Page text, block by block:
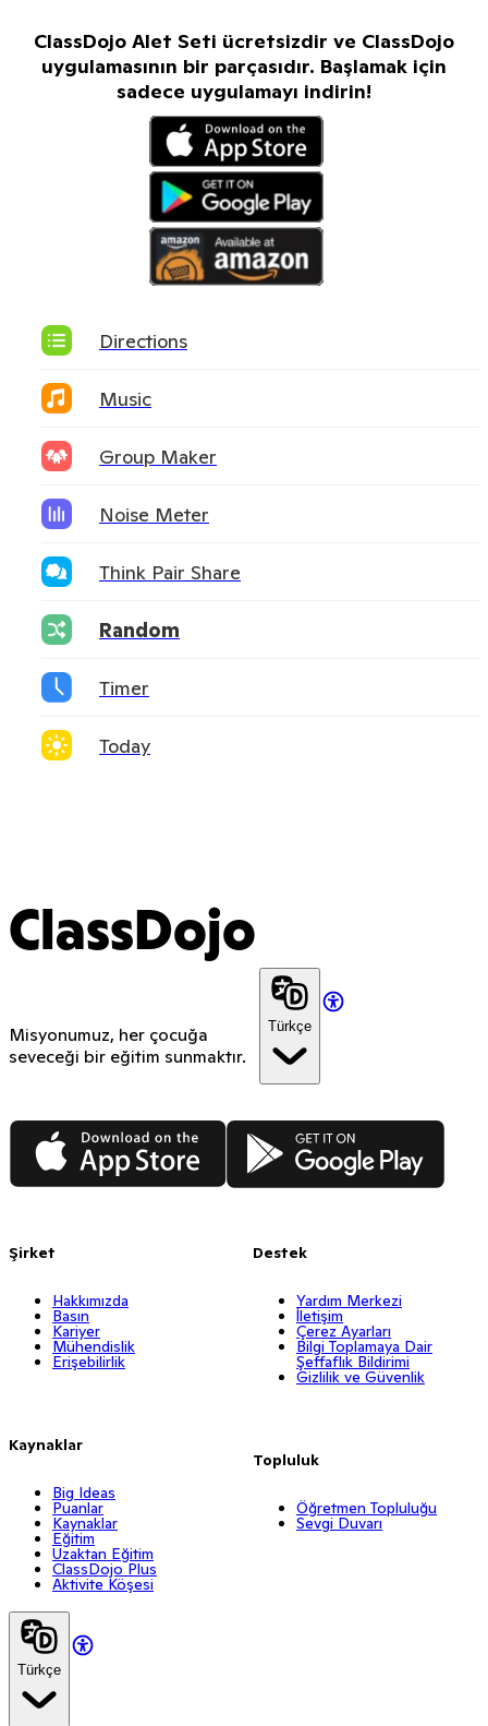
Directions
Music
Group Maker
Noise Meter
Think Pair Share
Random
Timer
Today
ClassDojo Alet Seti ücretsizdir ve ClassDojo
uygulamasının bir parçasıdır. Başlamak için
sadece uygulamayı indirin!
ClassDojo
Misyonumuz, her çocuğa
seveceği bir eğitim sunmaktır.
Türkçe
App Store Google Play
Şirket
Hakkımızda
Basın
Kariyer
Mühendislik
Erişebilirlik
Kaynaklar
Big Ideas
Puanlar
Kaynaklar
Eğitim
Uzaktan Eğitim
ClassDojo Plus
Aktivite Köşesi
Destek
Yardım Merkezi
İletişim
Çerez Ayarları
Bilgi Toplamaya Dair
Şeffaflık Bildirimi
Gizlilik ve Güvenlik
Topluluk
Öğretmen Topluluğu
Sevgi Duvarı
Türkçe